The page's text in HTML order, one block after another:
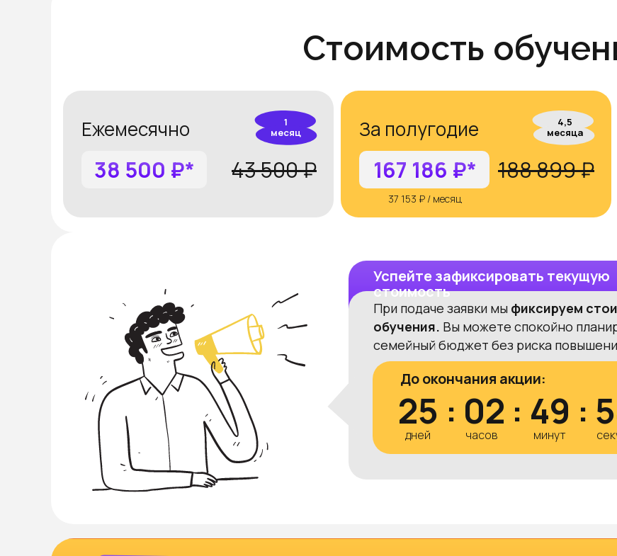
Ежемесячно
Стоимость
38 500 ₽* 43 500 ₽
1
месяц
За полугодие
4,5
месяца
167 186 ₽* 188 899 ₽
37 153 ₽ / месяц
Успейте зафиксировать текущую
стоимость
При подаче заявки мы фиксируем
обучения. Вы можете спокойно
семейный бюджет без риска
До окончания акции:
дней часов минут
25 02 49
:
: :